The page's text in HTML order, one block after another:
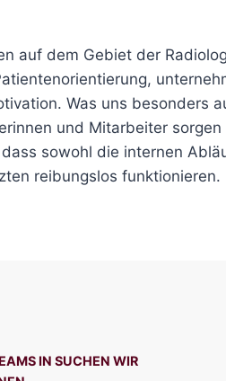
auf dem Gebiet der
Was uns besonders
und Mitarbeiter
sowohl die internen
reibungslos funktionieren.
IN SUCHEN WIR